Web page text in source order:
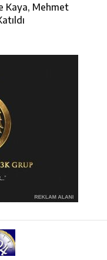
Kaya, Mehmet